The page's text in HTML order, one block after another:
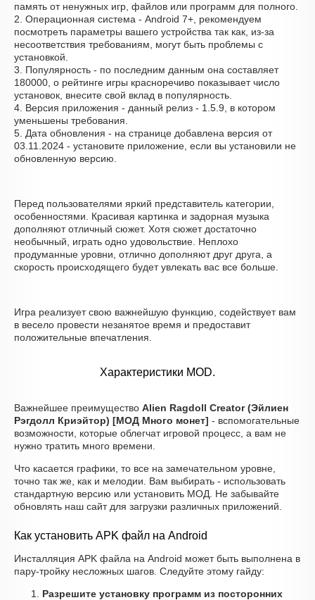
память от ненужных игр, файлов или программ для полного.
2. Операционная система - Android 7+, рекомендуем
посмотреть параметры вашего устройства так как, из-за
несоответствия требованиям, могут быть проблемы с
установкой.
3. Популярность - по последним данным она составляет
180000, о рейтинге игры красноречиво показывает число
установок, внесите свой вклад в популярность.
4. Версия приложения - данный релиз - 1.5.9, в котором
уменьшены требования.
5. Дата обновления - на странице добавлена версия от
03.11.2024 - установите приложение, если вы установили не
обновленную версию.
Перед пользователями яркий представитель категории,
особенностями. Красивая картинка и задорная музыка
дополняют отличный сюжет. Хотя сюжет достаточно
необычный, играть одно удовольствие. Неплохо
продуманные уровни, отлично дополняют друг друга, а
скорость происходящего будет увлекать вас все больше.
Игра реализует свою важнейшую функцию, содействует вам
в весело провести незанятое время и предоставит
положительные впечатления.
Характеристики MOD.
Важнейшее преимущество Alien Ragdoll Creator (Эйлиен
Рэгдолл Криэйтор) [МОД Много монет] - вспомогательные
возможности, которые облегчат игровой процесс, а вам не
нужно тратить много времени.
Что касается графики, то все на замечательном уровне,
точно так же, как и мелодии. Вам выбирать - использовать
стандартную версию или установить МОД. Не забывайте
обновлять наш сайт для загрузки различных приложений.
Как установить APK файл на Android
Инсталляция APK файла на Android может быть выполнена в
пару-тройку несложных шагов. Следуйте этому гайду:
Разрешите установку программ из посторонних